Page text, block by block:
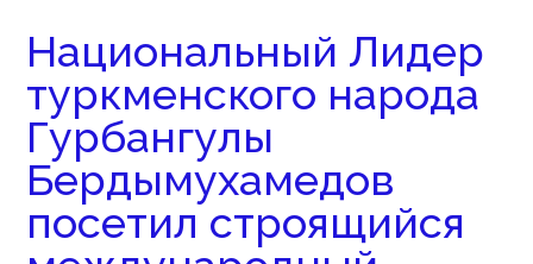
Национальный Лидер
туркменского народа
Гурбангулы
Бердымухамедов
посетил строящийся